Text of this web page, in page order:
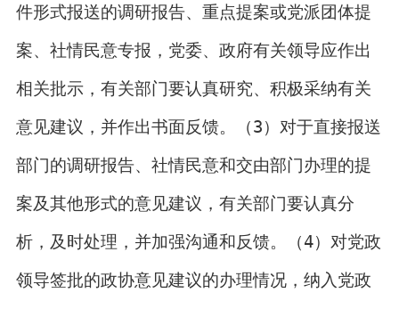
件形式报送的调研报告、重点提案或党派团体提
案、社情民意专报，党委、政府有关领导应作出
相关批示，有关部门要认真研究、积极采纳有关
意见建议，并作出书面反馈。（3）对于直接报送
部门的调研报告、社情民意和交由部门办理的提
案及其他形式的意见建议，有关部门要认真分
析，及时处理，并加强沟通和反馈。（4）对党政
领导签批的政协意见建议的办理情况，纳入党政